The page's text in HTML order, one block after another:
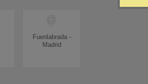
Fuenlabrada -
Madrid